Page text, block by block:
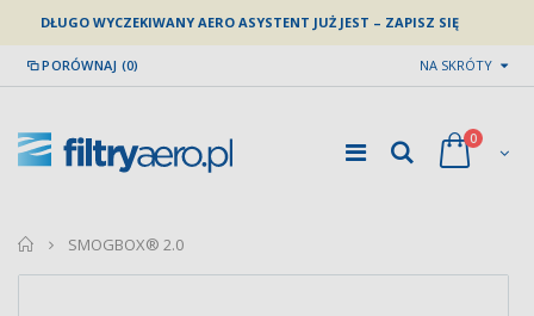
DŁUGO WYCZEKIWANY AERO ASYSTENT JUŻ JEST – ZAPISZ SIĘ
PORÓWNAJ (0) NA SKRÓTY
0
home
SMOGBOX® 2.0